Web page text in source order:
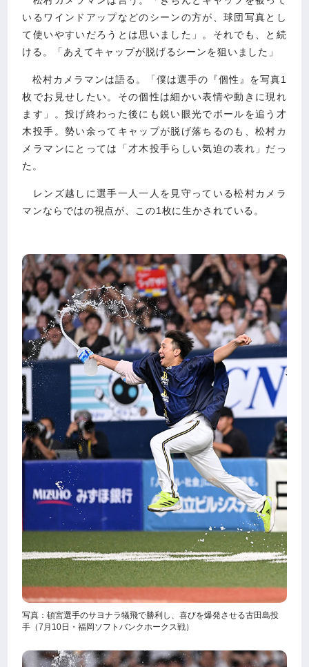
いるワインドアップなどのシーンの方が、球団写真とし
て使いやすいだろうとは思いました」。それでも、と続
ける。「あえてキャップが脱げるシーンを狙いました」
松村カメラマンは語る。「僕は選手の『個性』を写真1
枚でお見せしたい。その個性は細かい表情や動きに現れ
ます」。投げ終わった後にも鋭い眼光でボールを追う才
木投手。勢い余ってキャップが脱げ落ちるのも、松村カ
メラマンにとっては「才木投手らしい気迫の表れ」だっ
た。
レンズ越しに選手一人一人を見守っている松村カメラ
マンならではの視点が、この1枚に生かされている。
写真：頓宮選手のサヨナラ犠飛で勝利し、喜びを爆発させる古田島投
手（7月10日・福岡ソフトバンクホークス戦）